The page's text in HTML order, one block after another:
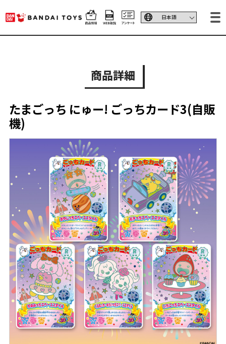
商品詳細
たまごっち にゅー! ごっちカード3(自販
機)